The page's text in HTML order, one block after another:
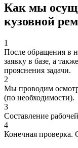
Как мы
кузовной
1
После обращения в
заявку в базе, а
прояснения задачи.
2
Мы проводим осмотр
(по необходимости).
3
Составление
4
Конечная проверка.